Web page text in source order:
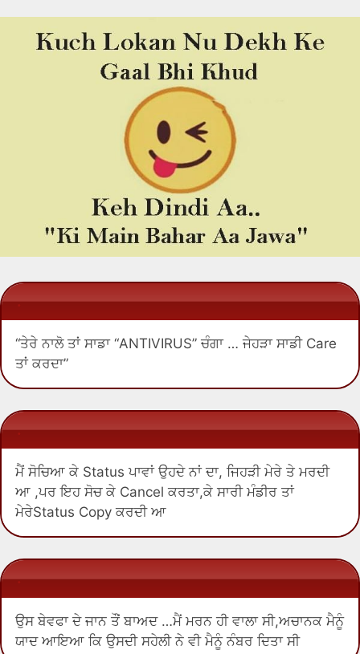
.
“ਤੇਰੇ ਨਾਲੋ ਤਾਂ ਸਾਡਾ “ANTIVIRUS” ਚੰਗਾ … ਜੇਹੜਾ ਸਾਡੀ Care
ਤਾਂ ਕਰਦਾ”
.
ਮੈਂ ਸੋਚਿਆ ਕੇ Status ਪਾਵਾਂ ਉਹਦੇ ਨਾਂ ਦਾ, ਜਿਹੜੀ ਮੇਰੇ ਤੇ ਮਰਦੀ
ਆ ,ਪਰ ਇਹ ਸੋਚ ਕੇ Cancel ਕਰਤਾ,ਕੇ ਸਾਰੀ ਮੰਡੀਰ ਤਾਂ
ਮੇਰੇStatus Copy ਕਰਦੀ ਆ
.
ਉਸ ਬੇਵਫਾ ਦੇ ਜਾਨ ਤੌਂ ਬਾਅਦ …ਮੈਂ ਮਰਨ ਹੀ ਵਾਲਾ ਸੀ,ਅਚਾਨਕ ਮੈਨੂੰ
ਯਾਦ ਆਇਆ ਕਿ ਉਸਦੀ ਸਹੇਲੀ ਨੇ ਵੀ ਮੈਨੂੰ ਨੰਬਰ ਦਿਤਾ ਸੀ